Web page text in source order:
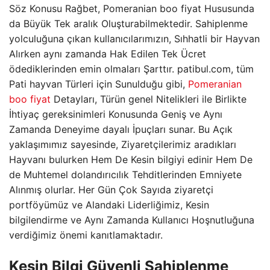
Söz Konusu Rağbet, Pomeranian boo fiyat Hususunda
da Büyük Tek aralık Oluşturabilmektedir. Sahiplenme
yolculuğuna çıkan kullanıcılarımızın, Sıhhatli bir Hayvan
Alırken aynı zamanda Hak Edilen Tek Ücret
ödediklerinden emin olmaları Şarttır. patibul.com, tüm
Pati hayvan Türleri için Sunulduğu gibi, Pomeranian
boo fiyat Detayları, Türün genel Nitelikleri ile Birlikte
İhtiyaç gereksinimleri Konusunda Geniş ve Aynı
Zamanda Deneyime dayalı İpuçları sunar. Bu Açık
yaklaşımımız sayesinde, Ziyaretçilerimiz aradıkları
Hayvanı bulurken Hem De Kesin bilgiyi edinir Hem De
de Muhtemel dolandırıcılık Tehditlerinden Emniyete
Alınmış olurlar. Her Gün Çok Sayıda ziyaretçi
portföyümüz ve Alandaki Liderliğimiz, Kesin
bilgilendirme ve Aynı Zamanda Kullanıcı Hoşnutluğuna
verdiğimiz önemi kanıtlamaktadır.
Kesin Bilgi Güvenli Sahiplenme